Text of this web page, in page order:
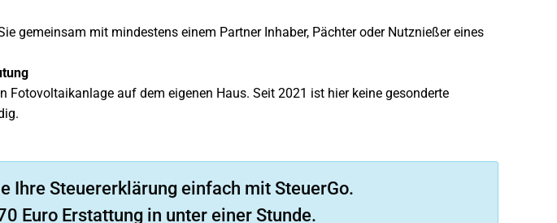
gemeinsam mit mindestens einem Partner Inhaber, Pächter oder Nutznießer eines
Fotovoltaikanlage auf dem eigenen Haus. Seit 2021 ist hier keine gesonderte
Ihre Steuererklärung einfach mit SteuerGo.
Euro Erstattung in unter einer Stunde.